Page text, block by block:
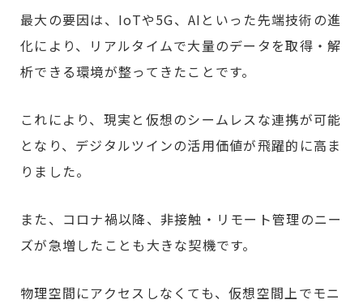
最大の要因は、IoTや5G、AIといった先端技術の進
化により、リアルタイムで大量のデータを取得・解
析できる環境が整ってきたことです。
これにより、現実と仮想のシームレスな連携が可能
となり、デジタルツインの活用価値が飛躍的に高ま
りました。
また、コロナ禍以降、非接触・リモート管理のニー
ズが急増したことも大きな契機です。
物理空間にアクセスしなくても、仮想空間上でモニ